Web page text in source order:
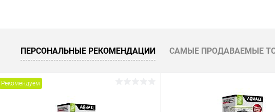
Под заказ
ПЕРСОНАЛЬНЫЕ РЕКОМЕНДАЦИИ САМЫЕ ПРОДАВАЕМЫЕ
Рекомендуем